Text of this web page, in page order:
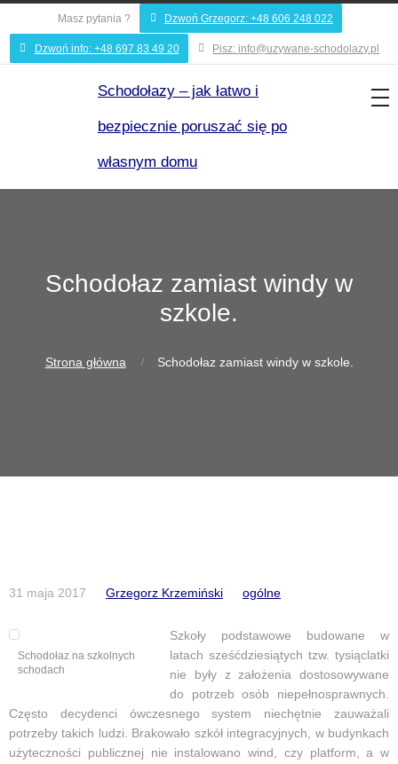
Masz pytania ?  Dzwoń Grzegorz: +48 606 248 022
 Dzwoń info: +48 697 83 49 20  Pisz: info@uzywane-schodolazy.pl
Schodołazy – jak łatwo i
bezpiecznie poruszać się po
własnym domu
Schodołaz zamiast windy w
szkole.
Strona główna Schodołaz zamiast windy w szkole.
31 maja 2017 Grzegorz Krzemiński ogólne
Schodołaz na szkolnych
schodach
Szkoły podstawowe budowane w
latach sześćdziesiątych tzw. tysiąclatki
nie były z założenia dostosowywane
do potrzeb osób niepełnosprawnych.
Często decydenci ówczesnego system niechętnie zauważali
potrzeby takich ludzi. Brakowało szkół integracyjnych, w budynkach
użyteczności publicznej nie instalowano wind, czy platform, a w